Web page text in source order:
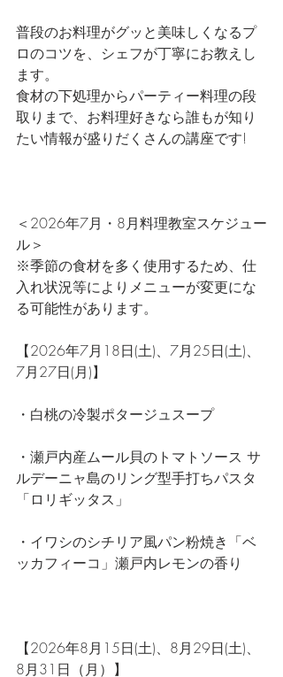
普段のお料理がグッと美味しくなるプ
ロのコツを、シェフが丁寧にお教えし
ます。
食材の下処理からパーティー料理の段
取りまで、お料理好きなら誰もが知り
たい情報が盛りだくさんの講座です!
＜2026年7月・8月料理教室スケジュー
ル＞
※季節の食材を多く使用するため、仕
入れ状況等によりメニューが変更にな
る可能性があります。
【2026年7月18日(土)、7月25日(土)、
7月27日(月)】
・白桃の冷製ポタージュスープ
・瀬戸内産ムール貝のトマトソース サ
ルデーニャ島のリング型手打ちパスタ
「ロリギッタス」
・イワシのシチリア風パン粉焼き「ベ
ッカフィーコ」瀬戸内レモンの香り
【2026年8月15日(土)、8月29日(土)、
8月31日（月）】